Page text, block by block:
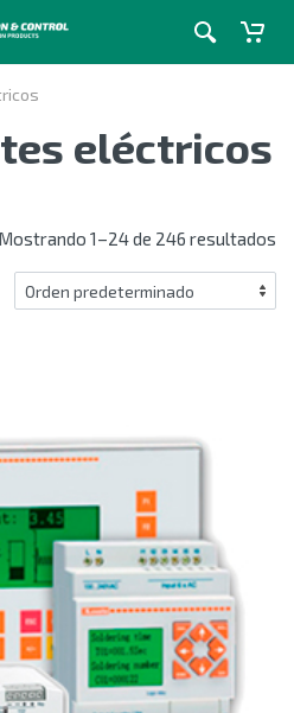
eléctricos
Mostrando 1–24 de 246 resultados